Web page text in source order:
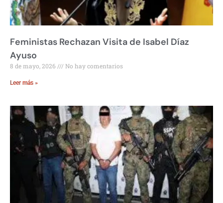
Feministas Rechazan Visita de Isabel Díaz
Ayuso
8 de mayo, 2026 No hay comentarios
Leer más »